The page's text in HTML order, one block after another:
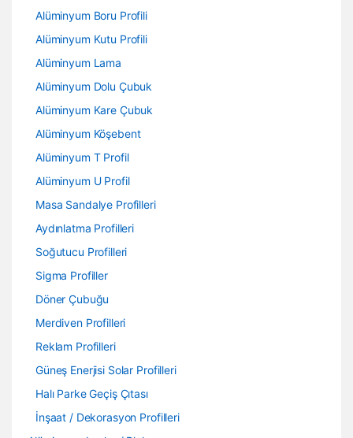
Alüminyum Boru Profili
Alüminyum Kutu Profili
Alüminyum Lama
Alüminyum Dolu Çubuk
Alüminyum Kare Çubuk
Alüminyum Köşebent
Alüminyum T Profil
Alüminyum U Profil
Masa Sandalye Profilleri
Aydınlatma Profilleri
Soğutucu Profilleri
Sigma Profiller
Döner Çubuğu
Merdiven Profilleri
Reklam Profilleri
Güneş Enerjisi Solar Profilleri
Halı Parke Geçiş Çıtası
İnşaat / Dekorasyon Profilleri